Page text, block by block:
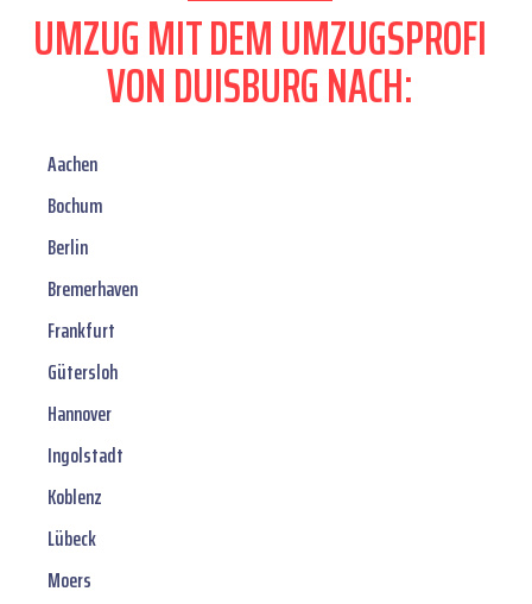
UMZUG MIT DEM UMZUGSPROFI
VON DUISBURG NACH:
Aachen
Bochum
Berlin
Bremerhaven
Frankfurt
Gütersloh
Hannover
Ingolstadt
Koblenz
Lübeck
Moers